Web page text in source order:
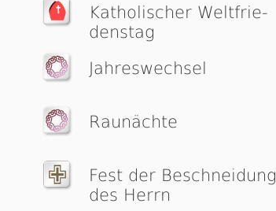
Katholischer Welt­frie­
dens­tag
Jahreswechsel
Raunächte
Fest der Beschneidung
des Herrn